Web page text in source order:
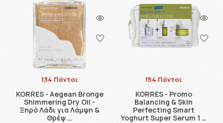
134 Πόντοι
KORRES - Aegean Bronge
Shimmering Dry Oil -
Ξηρό Λάδι για Λάμψη &
Θρέψ …
154 Πόντοι
KORRES - Promo
Balancing & Skin
Perfecting Smart
Yoghurt Super Serum 1 …